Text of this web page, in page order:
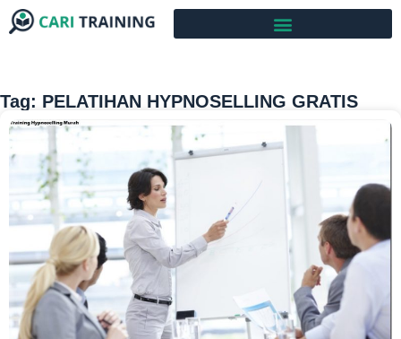
Tag: PELATIHAN HYPNOSELLING GRATIS